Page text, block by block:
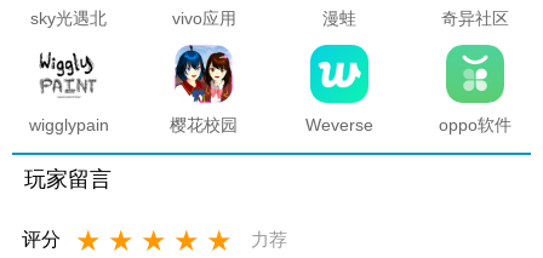
sky光遇北
解锁版
vivo应用
正版
漫蛙
官方正版
奇异社区
载安装
2025最新
版本
wigglypaint
樱花校园
Weverse
oppo软件
玩家留言
评分 ★ ★ ★ ★ ★ 力荐